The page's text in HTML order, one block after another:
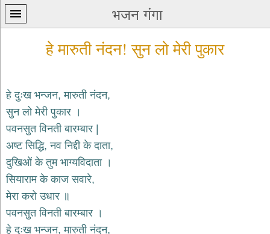
भजन गंगा
प्रथम
पन्ना
home
कृष्ण
भजन
krishna
bhajans
शिव
भजन
हे मारुती नंदन! सुन लो मेरी पुकार
हे दुःख भन्जन, मारुती नंदन,
सुन लो मेरी पुकार ।
पवनसुत विनती बारम्बार |
अष्ट सिद्धि, नव निद्दी के दाता,
दुखिओं के तुम भाग्यविदाता ।
सियाराम के काज सवारे,
मेरा करो उधार ॥
पवनसुत विनती बारम्बार ।
हे दुःख भन्जन, मारुती नंदन,